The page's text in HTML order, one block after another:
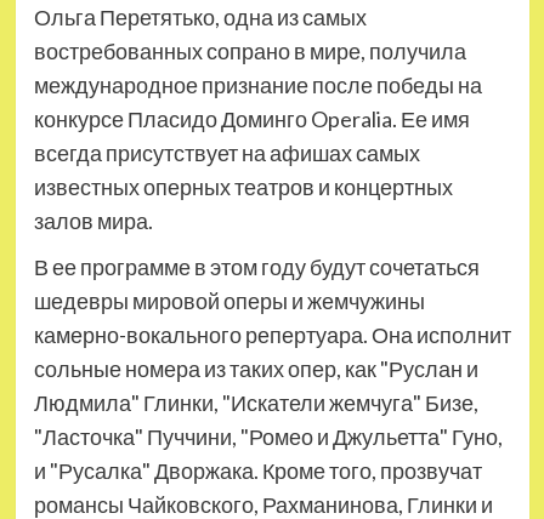
Ольга Перетятько, одна из самых
востребованных сопрано в мире, получила
международное признание после победы на
конкурсе Пласидо Доминго Operalia. Ее имя
всегда присутствует на афишах самых
известных оперных театров и концертных
залов мира.
В ее программе в этом году будут сочетаться
шедевры мировой оперы и жемчужины
камерно-вокального репертуара. Она исполнит
сольные номера из таких опер, как "Руслан и
Людмила" Глинки, "Искатели жемчуга" Бизе,
"Ласточка" Пуччини, "Ромео и Джульетта" Гуно,
и "Русалка" Дворжака. Кроме того, прозвучат
романсы Чайковского, Рахманинова, Глинки и